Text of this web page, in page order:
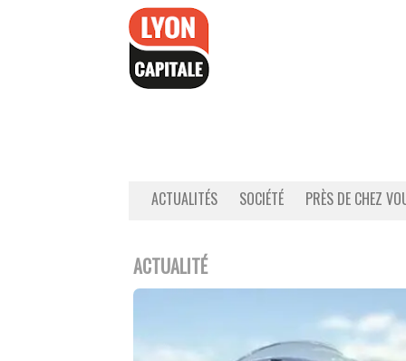
ACTUALITÉS SOCIÉTÉ PRÈS DE CHEZ
ACTUALITÉ